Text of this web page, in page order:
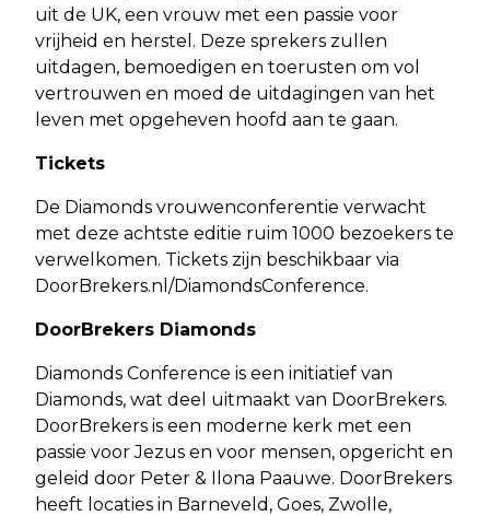
uit de UK, een vrouw met een passie voor
vrijheid en herstel. Deze sprekers zullen
uitdagen, bemoedigen en toerusten om vol
vertrouwen en moed de uitdagingen van het
leven met opgeheven hoofd aan te gaan.
Tickets
De Diamonds vrouwenconferentie verwacht
met deze achtste editie ruim 1000 bezoekers te
verwelkomen. Tickets zijn beschikbaar via
DoorBrekers.nl/DiamondsConference.
DoorBrekers Diamonds
Diamonds Conference is een initiatief van
Diamonds, wat deel uitmaakt van DoorBrekers.
DoorBrekers is een moderne kerk met een
passie voor Jezus en voor mensen, opgericht en
geleid door Peter & Ilona Paauwe. DoorBrekers
heeft locaties in Barneveld, Goes, Zwolle,